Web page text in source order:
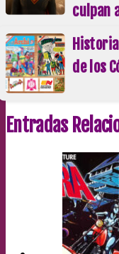
culpan
de los
Entradas